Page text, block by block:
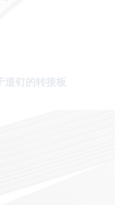
道钉的转接板